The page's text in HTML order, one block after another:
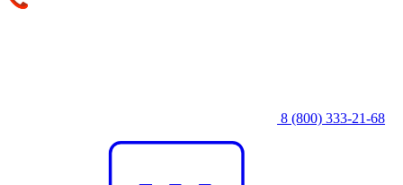
8 (800) 333‑21-68